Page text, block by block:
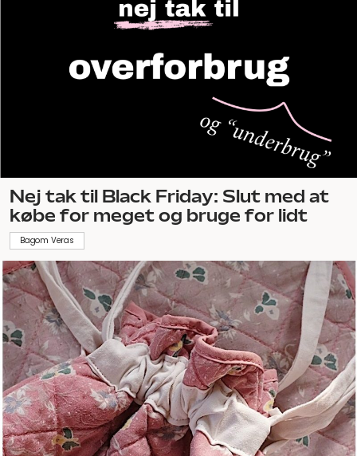
Nej tak til Black Friday: Slut med at
købe for meget og bruge for lidt
Bagom Veras